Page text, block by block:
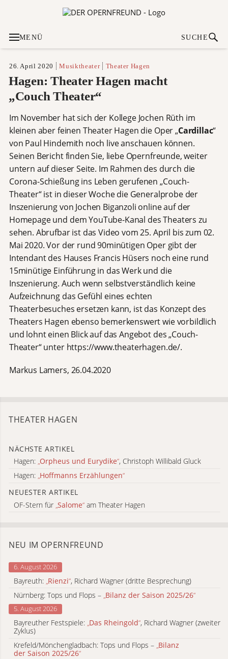
MENÜ SUCHE
26. April 2020 Musiktheater Theater Hagen
Hagen: Theater Hagen macht
„Couch Theater“
Im November hat sich der Kollege Jochen Rüth im
kleinen aber feinen Theater Hagen die Oper „Cardillac“
von Paul Hindemith noch live anschauen können.
Seinen Bericht finden Sie, liebe Opernfreunde, weiter
untern auf dieser Seite. Im Rahmen des durch die
Corona-Schießung ins Leben gerufenen „Couch-
Theater“ ist in dieser Woche die Generalprobe der
Inszenierung von Jochen Biganzoli online auf der
Homepage und dem YouTube-Kanal des Theaters zu
sehen. Abrufbar ist das Video vom 25. April bis zum 02.
Mai 2020. Vor der rund 90minütigen Oper gibt der
Intendant des Hauses Francis Hüsers noch eine rund
15minütige Einführung in das Werk und die
Inszenierung. Auch wenn selbstverständlich keine
Aufzeichnung das Gefühl eines echten
Theaterbesuches ersetzen kann, ist das Konzept des
Theaters Hagen ebenso bemerkenswert wie vorbildlich
und lohnt einen Blick auf das Angebot des „Couch-
Theater“ unter https://www.theaterhagen.de/.
Markus Lamers, 26.04.2020
THEATER HAGEN
NÄCHSTE ARTIKEL
Hagen: „Orpheus und Eurydike“, Christoph Willibald Gluck
Hagen: „Hoffmanns Erzählungen“
NEUESTER ARTIKEL
OF-Stern für „Salome“ am Theater Hagen
NEU IM OPERNFREUND
6. August 2026
Bayreuth: Rienzi“, Richard Wagner (dritte Besprechung)
Nürnberg: Tops und Flops – „Bilanz der Saison 2025/26“
5. August 2026
Bayreuther Festspiele: „Das Rheingold“, Richard Wagner (zweiter
Zyklus)
Krefeld/Mönchengladbach: Tops und Flops – „Bilanz
der Saison 2025/26“